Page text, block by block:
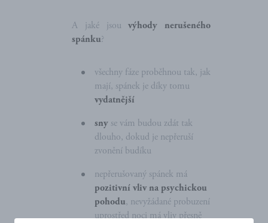
A jaké jsouvýhody nerušeného
spánku?
všechny fáze proběhnou tak, jak
mají, spánek je díky tomu
vydatnější
sny se vám budou zdát tak
dlouho, dokud je nepřeruší
zvonění budíku
nepřerušovaný spánek má
pozitivní vliv na psychickou
pohodu, nevyžádané probuzení
uprostřed noci má vliv přesně